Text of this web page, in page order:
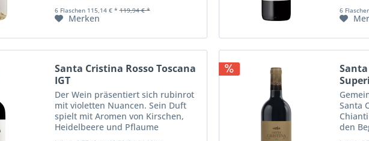
6 Flaschen 115,14 € * 119,94 € *
Merken
6
Santa Cristina Rosso Toscana
IGT
Der Wein präsentiert sich rubinrot
mit violetten Nuancen. Sein Duft
spielt mit Aromen von Kirschen,
Heidelbeere und Pflaume
abgerundet durch Noten von
Santa
den
im